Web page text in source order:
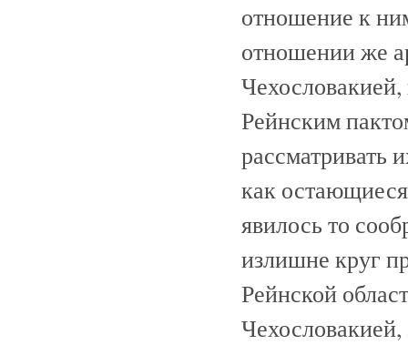
отношение к
отношении же
Чехословакией,
Рейнским
рассматривать
как
явилось то
излишне круг
Рейнской